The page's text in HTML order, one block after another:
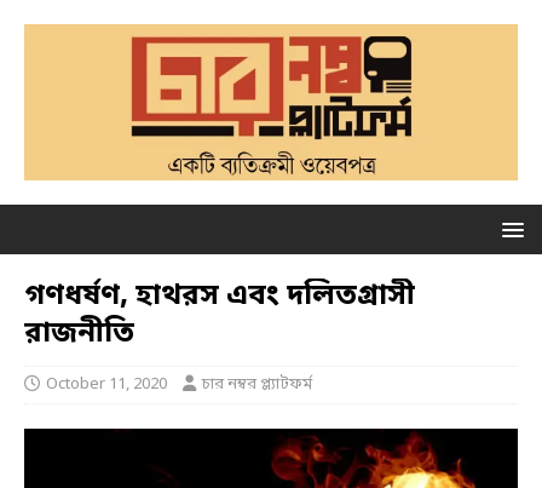
গণধর্ষণ, হাথরস এবং দলিতগ্রাসী
রাজনীতি
October 11, 2020 চার নম্বর প্ল্যাটফর্ম